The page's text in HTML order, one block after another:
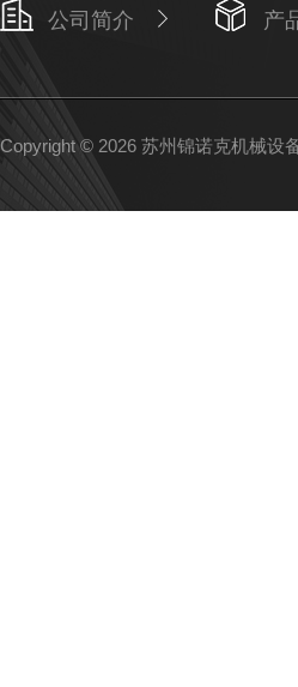
公司简介 产
Copyright © 2026 苏州锦诺克机械设